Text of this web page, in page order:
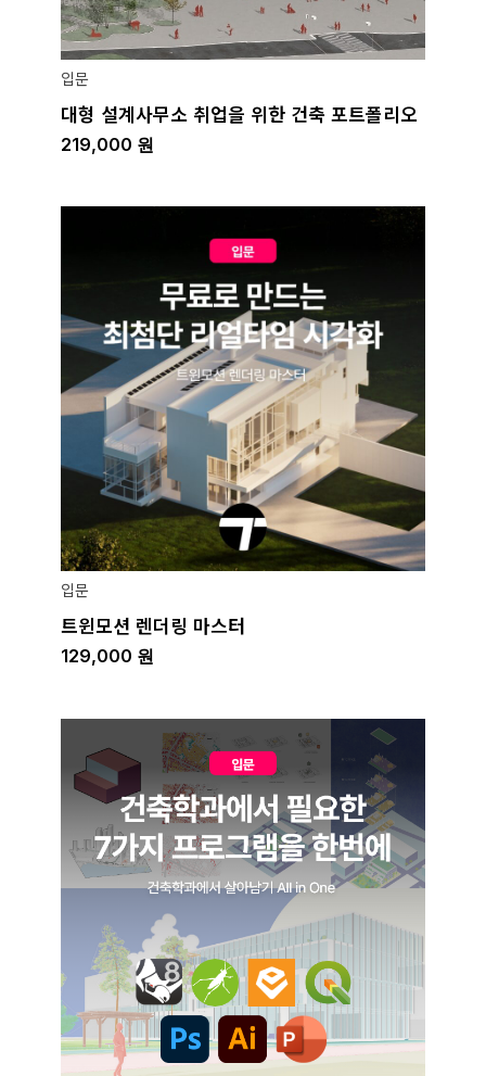
입문
대형 설계사무소 취업을 위한 건축 포트폴리오
219,000 원
입문
트윈모션 렌더링 마스터
129,000 원